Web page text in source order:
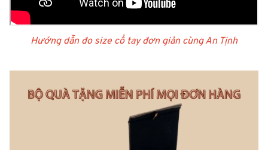
Hướng dẫn đo size cổ tay đơn giản cùng An Tịnh